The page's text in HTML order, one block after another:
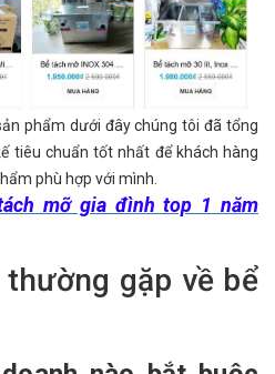
phẩm dưới đây chúng tôi đã tổng
tiêu chuẩn tốt nhất để khách hàng
phù hợp với mình.
mỡ gia đình top 1 năm
gặp về bể